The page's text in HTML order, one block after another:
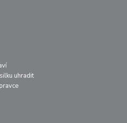
uhradit